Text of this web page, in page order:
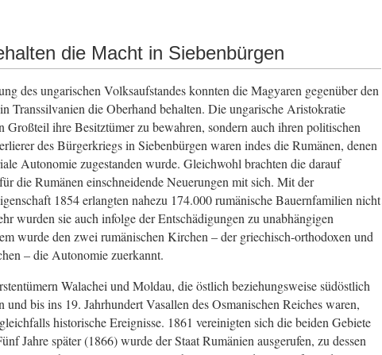
die Macht in Siebenbürgen
des ungarischen Volksaufstandes konnten die Magyaren gegenüber den
Transsilvanien die Oberhand behalten. Die ungarische Aristokratie
Großteil ihre Besitztümer zu bewahren, sondern auch ihren politischen
des Bürgerkriegs in Siebenbürgen waren indes die Rumänen, denen
Autonomie zugestanden wurde. Gleichwohl brachten die darauf
die Rumänen einschneidende Neuerungen mit sich. Mit der
1854 erlangten nahezu 174.000 rumänische Bauernfamilien nicht
wurden sie auch infolge der Entschädigungen zu unabhängigen
wurde den zwei rumänischen Kirchen – der griechisch-orthodoxen und
– die Autonomie zuerkannt.
Walachei und Moldau, die östlich beziehungsweise südöstlich
und bis ins 19. Jahrhundert Vasallen des Osmanischen Reiches waren,
historische Ereignisse. 1861 vereinigten sich die beiden Gebiete
Jahre später (1866) wurde der Staat Rumänien ausgerufen, zu dessen